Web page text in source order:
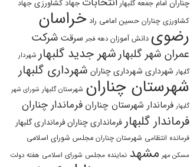
چناران امام جمعه گلبهار جهاد کشاورزی جهاد
کشاورزی چناران حسین امامی راد خراسان
رضوی دانش آموزان دهه فجر سرقت شرکت
عمران شهر گلبهارشهر جدید گلبهار شهردار
گلبهار شهرداری شهرداری چناران شهرداری گلبهار
شهرستان چناران شهرستان گلبهار شورای شهر
گلبهار فرماندار شهرستان چناران فرماندار چناران
فرماندار گلبهار فرمانداری چنارانفرمانداری گلبهار
فرمانده انتظامی شهرستان چناران مجلس شورای اسلامی
مسکن مهر مشهد نماینده مجلس شورای اسلامی هفته دولت